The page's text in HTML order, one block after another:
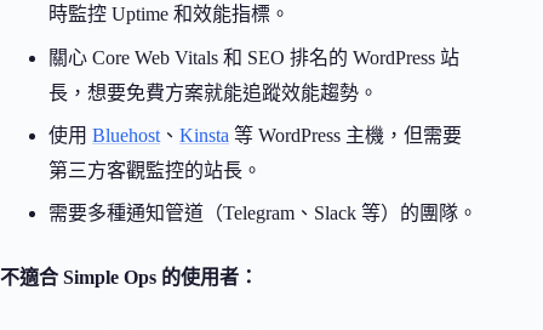
時監控 Uptime 和效能指標。
關心 Core Web Vitals 和 SEO 排名的 WordPress 站
長，想要免費方案就能追蹤效能趨勢。
使用 Bluehost 、 Kinsta 等 WordPress 主機，但需要
第三方客觀監控的站長。
需要多種通知管道（Telegram、Slack 等）的團隊。
不適合 Simple Ops 的使用者：